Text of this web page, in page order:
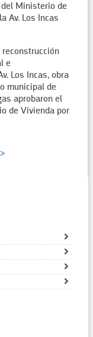
Ministerio de
Av. Los Incas
e
Los Incas, obra
municipal de
aprobaron el
de Vivienda por